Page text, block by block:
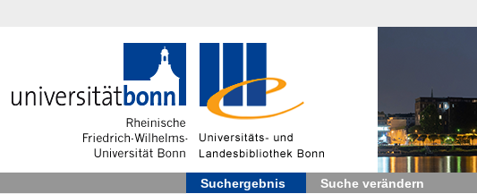
Suchergebnis Suche verändern